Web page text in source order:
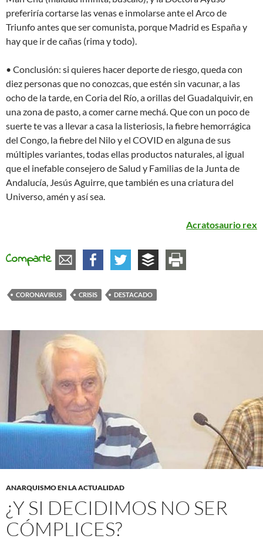
preferiría cortarse las venas e inmolarse ante el Arco de
Triunfo antes que ser comunista, porque Madrid es España y
hay que ir de cañas (rima y todo).
• Conclusión: si quieres hacer deporte de riesgo, queda con
diez personas que no conozcas, que estén sin vacunar, a las
ocho de la tarde, en Coria del Río, a orillas del Guadalquivir, en
una zona de pasto, a comer carne mechá. Que con un poco de
suerte te vas a llevar a casa la listeriosis, la fiebre hemorrágica
del Congo, la fiebre del Nilo y el COVID en alguna de sus
múltiples variantes, todas ellas productos naturales, al igual
que el inefable consejero de Salud y Familias de la Junta de
Andalucía, Jesús Aguirre, que también es una criatura del
Universo, amén y así sea.
Acratosaurio rex
Comparte
CORONAVIRUS CRISIS DESTACADO
ANARQUISMO EN LA ACTUALIDAD
¿Y SI DECIDIMOS NO SER
CÓMPLICES?